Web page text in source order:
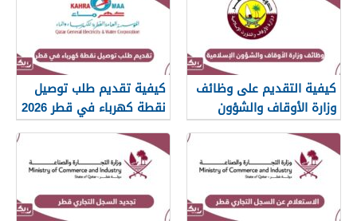
كيفية التقديم على وظائف
وزارة الأوقاف والشؤون
الإسلامية قطر 2026
كيفية تقديم طلب توصيل
نقطة كهرباء في قطر 2026